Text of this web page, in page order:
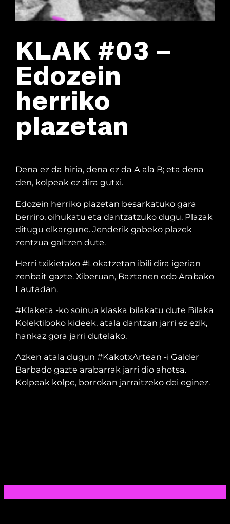
KLAK #03 –
Edozein
herriko
plazetan
Dena ez da hiria, dena ez da A ala B; eta dena
den, kolpeak ez dira gutxi.
Edozein herriko plazetan besarkatuko gara
berriro, oihukatu eta dantzatzuko dugu. Plazak
ditugu elkargune. Jenderik gabeko plazek
zentzua galtzen dute.
Herri txikietako #Lokatzetan ibili dira igerian
zenbait gazte. Xiberuan, Baztanen edo Arabako
Lautadan.
#Klaketa -ko soinua klaska bilakatu dute Bilaka
Kolektiboko kideek, atala dantzan jarri ez ezik,
hankaz gora jarri dutelako.
Azken atala dugun #KakotxArtean -i Galder
Barbado gazte arabarrak jarri dio ahotsa.
Kolpeak kolpe, borrokan jarraitzeko dei eginez.